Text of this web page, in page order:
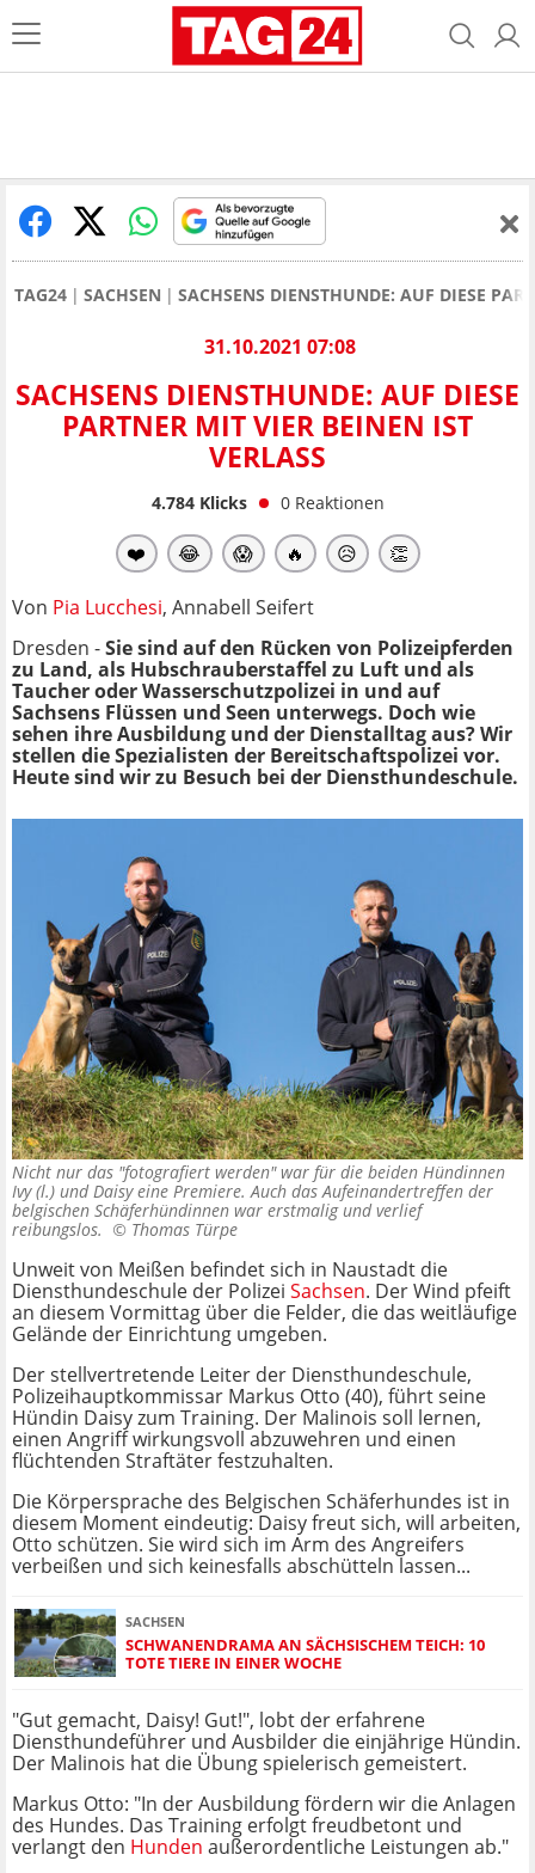
TAG24 SACHSEN SACHSENS DIENSTHUNDE: AUF DIESE
31.10.2021 07:08
SACHSENS DIENSTHUNDE: AUF DIESE
PARTNER MIT VIER BEINEN IST
VERLASS
4.784Klicks 0 Reaktionen
❤️ 😂 😱 🔥 😥 👏
Von Pia Lucchesi, Annabell Seifert
Dresden -Sie sind auf den Rücken von Polizeipferden
zu Land, als Hubschrauberstaffel zu Luft und als
Taucher oder Wasserschutzpolizei in und auf
Sachsens Flüssen und Seen unterwegs. Doch wie
sehen ihre Ausbildung und der Dienstalltag aus? Wir
stellen die Spezialisten der Bereitschaftspolizei vor.
Heute sind wir zu Besuch bei der Diensthundeschule.
Nicht nur das "fotografiert werden" war für die beiden Hündinnen
Ivy (l.) und Daisy eine Premiere. Auch das Aufeinandertreffen der
belgischen Schäferhündinnen war erstmalig und verlief
reibungslos. © Thomas Türpe
Unweit von Meißen befindet sich in Naustadt die
Diensthundeschule der Polizei Sachsen. Der Wind pfeift
an diesem Vormittag über die Felder, die das weitläufige
Gelände der Einrichtung umgeben.
Der stellvertretende Leiter der Diensthundeschule,
Polizeihauptkommissar Markus Otto (40), führt seine
Hündin Daisy zum Training. Der Malinois soll lernen,
einen Angriff wirkungsvoll abzuwehren und einen
flüchtenden Straftäter festzuhalten.
Die Körpersprache des Belgischen Schäferhundes ist in
diesem Moment eindeutig: Daisy freut sich, will arbeiten,
Otto schützen. Sie wird sich im Arm des Angreifers
verbeißen und sich keinesfalls abschütteln lassen...
SACHSEN
SCHWANENDRAMA AN SÄCHSISCHEM TEICH: 10
TOTE TIERE IN EINER WOCHE
"Gut gemacht, Daisy! Gut!", lobt der erfahrene
Diensthundeführer und Ausbilder die einjährige Hündin.
Der Malinois hat die Übung spielerisch gemeistert.
Markus Otto: "In der Ausbildung fördern wir die Anlagen
des Hundes. Das Training erfolgt freudbetont und
verlangt den Hunden außerordentliche Leistungen ab."